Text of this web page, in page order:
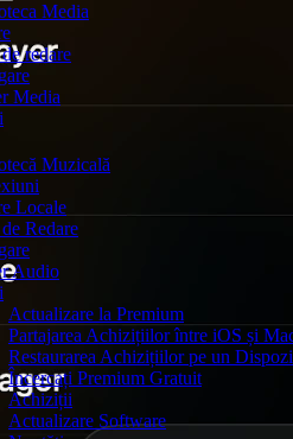
Media
redare
Media
Muzicală
Locale
Redare
Audio
Actualizare la Premium
Partajarea Achizițiilor între iOS și
Restaurarea Achizițiilor pe un
Încercați Premium Gratuit
Achiziții
Actualizare Software